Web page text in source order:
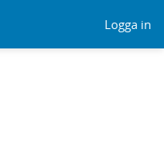
Logga in